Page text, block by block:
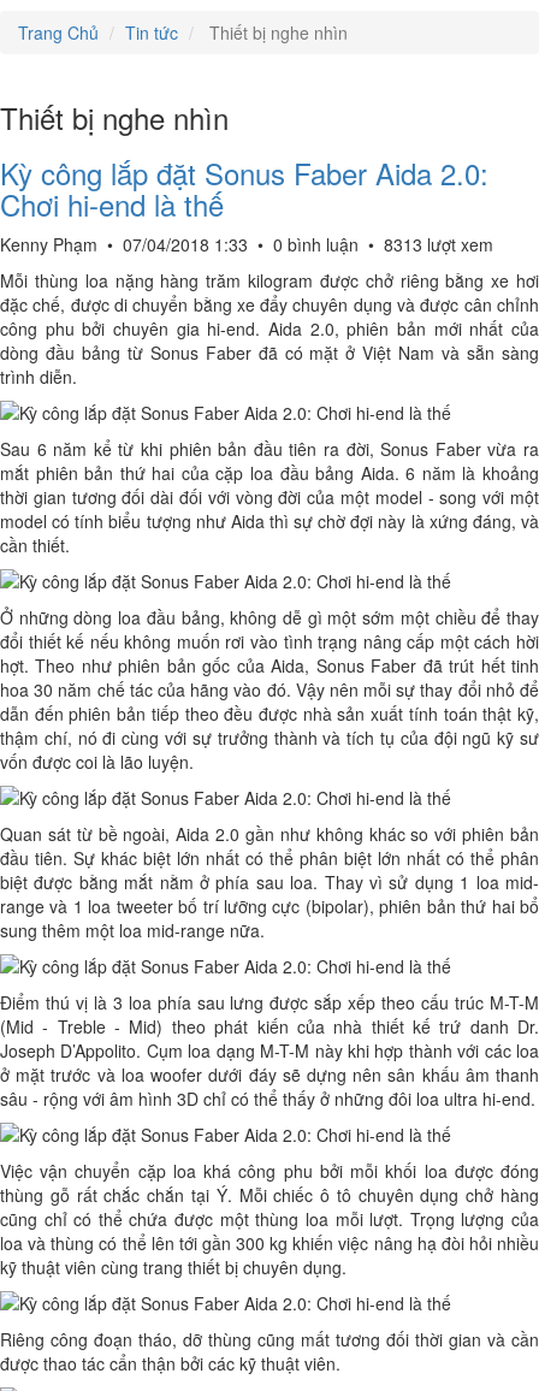
Trang Chủ
Tin tức Thiết bị nghe nhìn
Thiết bị nghe nhìn
Kỳ công lắp đặt Sonus Faber Aida 2.0:
Chơi hi-end là thế
Kenny Phạm • 07/04/2018 1:33 • 0 bình luận • 8313 lượt xem
Mỗi thùng loa nặng hàng trăm kilogram được chở riêng bằng xe hơi
đặc chế, được di chuyển bằng xe đẩy chuyên dụng và được cân chỉnh
công phu bởi chuyên gia hi-end. Aida 2.0, phiên bản mới nhất của
dòng đầu bảng từ Sonus Faber đã có mặt ở Việt Nam và sẵn sàng
trình diễn.
Sau 6 năm kể từ khi phiên bản đầu tiên ra đời, Sonus Faber vừa ra
mắt phiên bản thứ hai của cặp loa đầu bảng Aida. 6 năm là khoảng
thời gian tương đối dài đối với vòng đời của một model - song với một
model có tính biểu tượng như Aida thì sự chờ đợi này là xứng đáng, và
cần thiết.
Ở những dòng loa đầu bảng, không dễ gì một sớm một chiều để thay
đổi thiết kế nếu không muốn rơi vào tình trạng nâng cấp một cách hời
hợt. Theo như phiên bản gốc của Aida, Sonus Faber đã trút hết tinh
hoa 30 năm chế tác của hãng vào đó. Vậy nên mỗi sự thay đổi nhỏ để
dẫn đến phiên bản tiếp theo đều được nhà sản xuất tính toán thật kỹ,
thậm chí, nó đi cùng với sự trưởng thành và tích tụ của đội ngũ kỹ sư
vốn được coi là lão luyện.
Quan sát từ bề ngoài, Aida 2.0 gần như không khác so với phiên bản
đầu tiên. Sự khác biệt lớn nhất có thể phân biệt lớn nhất có thể phân
biệt được bằng mắt nằm ở phía sau loa. Thay vì sử dụng 1 loa mid-
range và 1 loa tweeter bố trí lưỡng cực (bipolar), phiên bản thứ hai bổ
sung thêm một loa mid-range nữa.
Điểm thú vị là 3 loa phía sau lưng được sắp xếp theo cấu trúc M-T-M
(Mid - Treble - Mid) theo phát kiến của nhà thiết kế trứ danh Dr.
Joseph D’Appolito. Cụm loa dạng M-T-M này khi hợp thành với các loa
ở mặt trước và loa woofer dưới đáy sẽ dựng nên sân khấu âm thanh
sâu - rộng với âm hình 3D chỉ có thể thấy ở những đôi loa ultra hi-end.
Việc vận chuyển cặp loa khá công phu bởi mỗi khối loa được đóng
thùng gỗ rất chắc chắn tại Ý. Mỗi chiếc ô tô chuyên dụng chở hàng
cũng chỉ có thể chứa được một thùng loa mỗi lượt. Trọng lượng của
loa và thùng có thể lên tới gần 300 kg khiến việc nâng hạ đòi hỏi nhiều
kỹ thuật viên cùng trang thiết bị chuyên dụng.
Riêng công đoạn tháo, dỡ thùng cũng mất tương đối thời gian và cần
được thao tác cẩn thận bởi các kỹ thuật viên.